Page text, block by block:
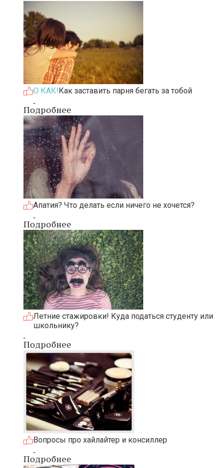
О КАК!Как заставить парня бегать за тобой
Подробнее
Апатия? Что делать если ничего не хочется?
Подробнее
Летние стажировки! Куда податься студенту или
школьнику?
Подробнее
Вопросы про хайлайтер и консиллер
Подробнее